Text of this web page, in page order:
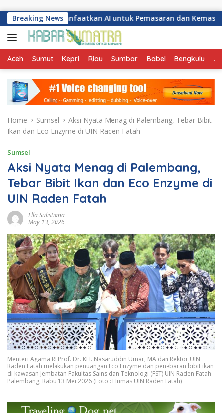
Breaking News
Manfaatkan AI untuk Pemasaran dan Kemasan
Aceh Sumut Kepri Riau Sumbar Babel Bengkulu
Home Sumsel
Aksi Nyata Menag di Palembang, Tebar Bibit
Ikan dan Eco Enzyme di UIN Raden Fatah
Sumsel
Aksi Nyata Menag di Palembang,
Tebar Bibit Ikan dan Eco Enzyme di
UIN Raden Fatah
Ella Sulistiana
May 13, 2026
Menteri Agama RI Prof. Dr. KH. Nasaruddin Umar, MA dan Rektor UIN
Raden Fatah melakukan penuangan Eco Enzyme dan penebaran bibit ikan
di kawasan Jembatan Fakultas Sains dan Teknologi (FST) UIN Raden Fatah
Palembang, Rabu 13 Mei 2026 (Foto : Humas UIN Raden Fatah)